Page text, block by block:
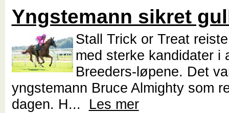
Yngstemann sikret
Stall Trick or Treat
med sterke kandidater i
Breeders-løpene. Det
yngstemann Bruce Almighty som
dagen. H... Les mer